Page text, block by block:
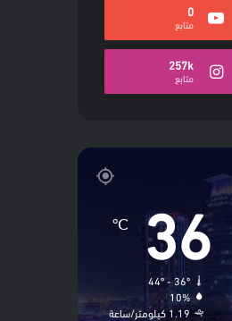
0
متابع
257k
متابع
36
℃
44º - 36º
10%
1.19 كيلومتر/ساعة